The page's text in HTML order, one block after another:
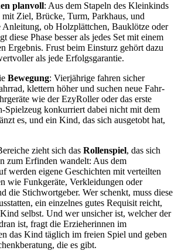
planvoll: Aus dem Stapeln des Kleinkinds
Ziel, Brücke, Turm, Parkhaus, und
Anleitung, ob Holzplättchen, Bauklötze oder
diese Phase besser als jedes Set mit einem
Ergebnis. Frust beim Einsturz gehört dazu
als jede Erfolgsgarantie.
Bewegung: Vierjährige fahren sicher
klettern höher und suchen neue Fahr-
wie der EzyRoller oder das erste
Spielzeug konkurriert dabei nicht mit dem
es, und ein Kind, das sich ausgetobt hat,
zieht sich das Rollenspiel, das sich
zum Erfinden wandelt: Aus dem
werden eigene Geschichten mit verteilten
wie Funkgeräte, Verkleidungen oder
die Stichwortgeber. Wer schenkt, muss diese
ein einzelnes gutes Requisit reicht,
selbst. Und wer unsicher ist, welcher der
ist, fragt die Erzieherinnen im
das Kind täglich im freien Spiel und geben
die es gibt.